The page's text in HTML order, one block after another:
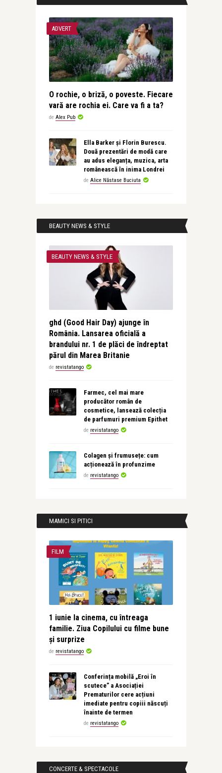
ADVERT
O rochie, o briză, o poveste. Fiecare
vară are rochia ei. Care va fi a ta?
de Alex Pub
Ella Barker și Florin Burescu.
Două prezentări de modă care
au adus eleganța, muzica, arta
românească în inima Londrei
de Alice Năstase Buciuta
BEAUTY NEWS & STYLE
BEAUTY NEWS & STYLE
ghd (Good Hair Day) ajunge în
România. Lansarea oficială a
brandului nr. 1 de plăci de îndreptat
părul din Marea Britanie
de revistatango
Farmec, cel mai mare
producător român de
cosmetice, lansează colecția
de parfumuri premium Epithet
de revistatango
Colagen și frumusețe: cum
acționează în profunzime
de revistatango
MAMICI SI PITICI
FILM
1 iunie la cinema, cu întreaga
familie. Ziua Copilului cu filme bune
și surprize
de revistatango
Conferința mobilă „Eroi în
scutece” a Asociației
Prematurilor cere acțiuni
imediate pentru copiii născuți
înainte de termen
de revistatango
CONCERTE & SPECTACOLE